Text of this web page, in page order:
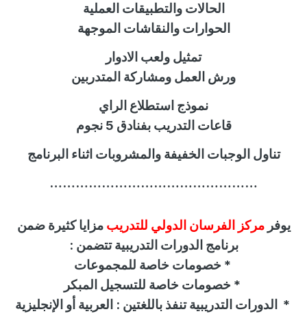
الحالات والتطبيقات العملية
الحوارات والنقاشات الموجهة
تمثيل ولعب الادوار
ورش العمل ومشاركة المتدربين
نموذج استطلاع الراي
قاعات التدريب بفنادق 5 نجوم
تناول الوجبات الخفيفة والمشروبات اثناء البرنامج
…………………………………………
يوفر مركز الفرسان الدولي للتدريب مزايا كثيرة ضمن
برنامج الدورات التدريبية تتضمن :
* خصومات خاصة للمجموعات
* خصومات خاصة للتسجيل المبكر
*
الدورات التدريبية تنفذ باللغتين : العربية أو الإنجليزية